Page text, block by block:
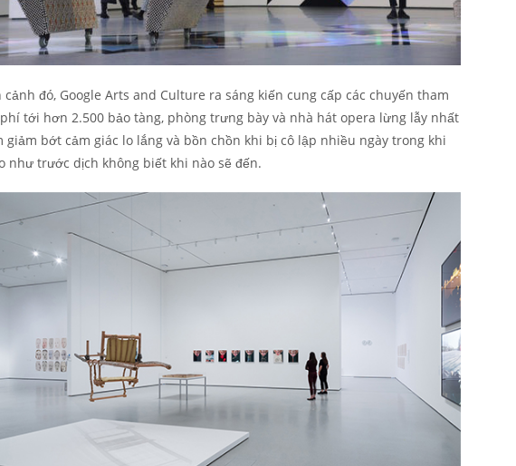
đó, Google Arts and Culture ra sáng kiến cung cấp các chuyến tham
tới hơn 2.500 bảo tàng, phòng trưng bày và nhà hát opera lừng lẫy nhất
giảm bớt cảm giác lo lắng và bồn chồn khi bị cô lập nhiều ngày trong khi
như trước dịch không biết khi nào sẽ đến.